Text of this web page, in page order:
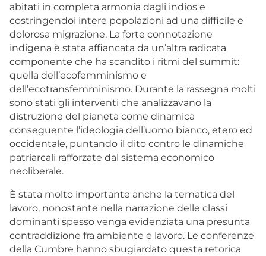
abitati in completa armonia dagli indios e
costringendoi intere popolazioni ad una difficile e
dolorosa migrazione. La forte connotazione
indigena è stata affiancata da un’altra radicata
componente che ha scandito i ritmi del summit:
quella dell’ecofemminismo e
dell’ecotransfemminismo. Durante la rassegna molti
sono stati gli interventi che analizzavano la
distruzione del pianeta come dinamica
conseguente l’ideologia dell’uomo bianco, etero ed
occidentale, puntando il dito contro le dinamiche
patriarcali rafforzate dal sistema economico
neoliberale.
È stata molto importante anche la tematica del
lavoro, nonostante nella narrazione delle classi
dominanti spesso venga evidenziata una presunta
contraddizione fra ambiente e lavoro. Le conferenze
della Cumbre hanno sbugiardato questa retorica